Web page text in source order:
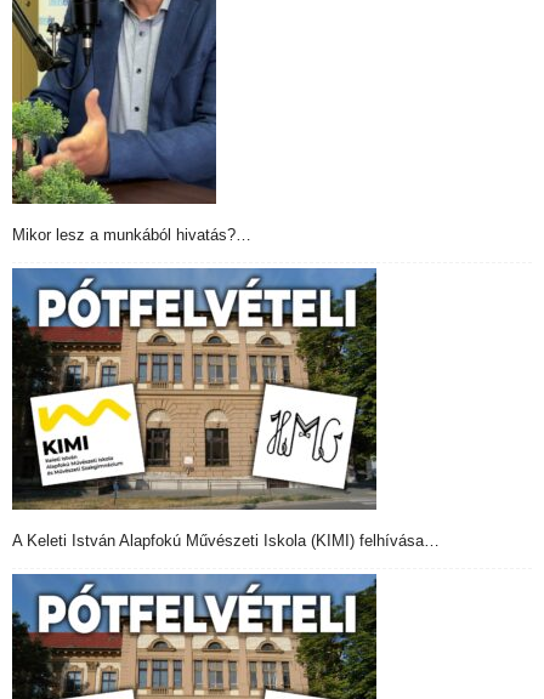
Mikor lesz a munkából hivatás?…
A Keleti István Alapfokú Művészeti Iskola (KIMI) felhívása…